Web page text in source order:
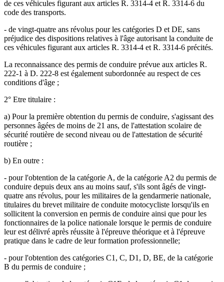
de ces véhicules figurant aux articles R. 3314-4 et R. 3314-6 du
code des transports.
- de vingt-quatre ans révolus pour les catégories D et DE, sans
préjudice des dispositions relatives à l'âge autorisant la conduite de
ces véhicules figurant aux articles R. 3314-4 et R. 3314-6 précités.
La reconnaissance des permis de conduire prévue aux articles R.
222-1 à D. 222-8 est également subordonnée au respect de ces
conditions d'âge ;
2° Etre titulaire :
a) Pour la première obtention du permis de conduire, s'agissant des
personnes âgées de moins de 21 ans, de l'attestation scolaire de
sécurité routière de second niveau ou de l'attestation de sécurité
routière ;
b) En outre :
- pour l'obtention de la catégorie A, de la catégorie A2 du permis de
conduire depuis deux ans au moins sauf, s'ils sont âgés de vingt-
quatre ans révolus, pour les militaires de la gendarmerie nationale,
titulaires du brevet militaire de conduite motocycliste lorsqu'ils en
sollicitent la conversion en permis de conduire ainsi que pour les
fonctionnaires de la police nationale lorsque le permis de conduire
leur est délivré après réussite à l'épreuve théorique et à l'épreuve
pratique dans le cadre de leur formation professionnelle;
- pour l'obtention des catégories C1, C, D1, D, BE, de la catégorie
B du permis de conduire ;